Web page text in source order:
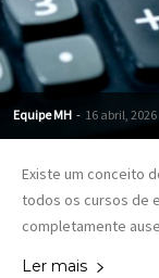
Equipe MH - 16 abril, 2026
Existe um conceito
todos os cursos de
completamente
Ler mais